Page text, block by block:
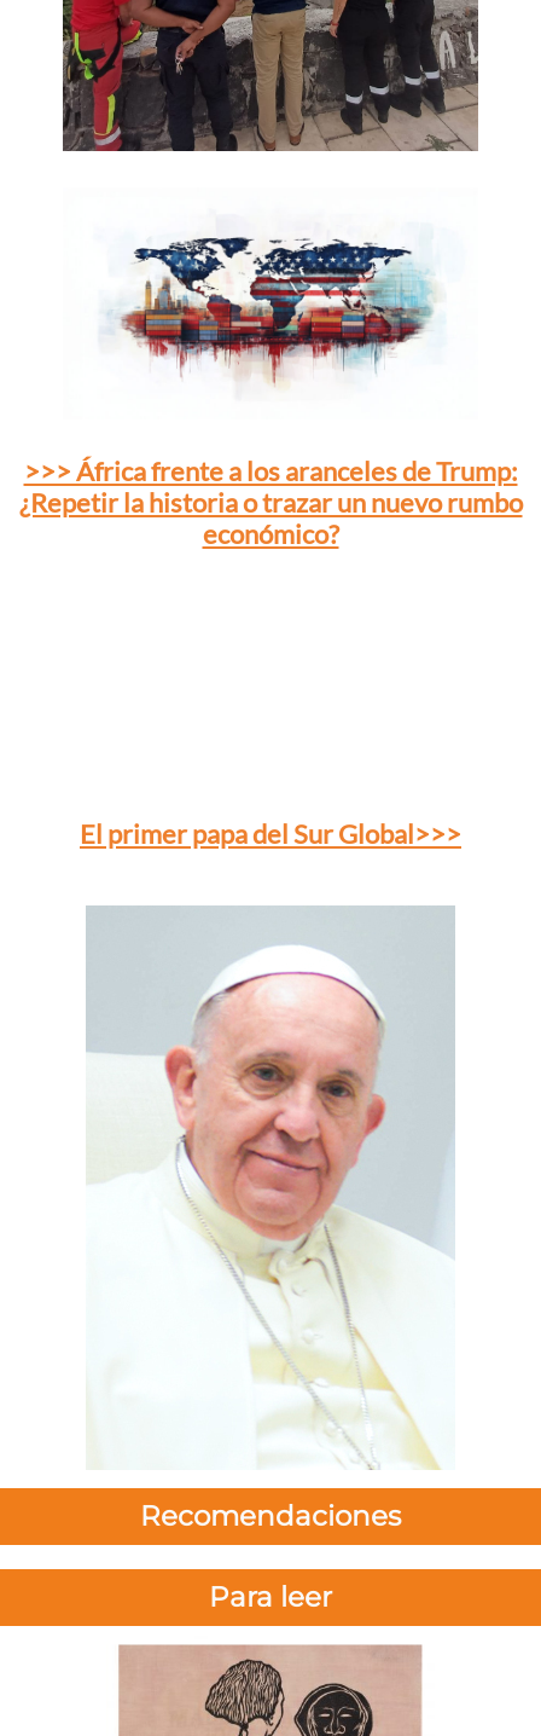
>>> África frente a los aranceles de Trump:
¿Repetir la historia o trazar un nuevo rumbo
económico?
El primer papa del Sur Global>>>
Recomendaciones
Para leer